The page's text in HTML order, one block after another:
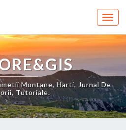
Montane, Harti, Jurnal De
Tutoriale.